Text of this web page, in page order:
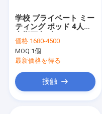
学校 プライベート ミー
ティング ポッド 4人用
価格:1680-4500
MOQ:1個
最新価格を得る
接触